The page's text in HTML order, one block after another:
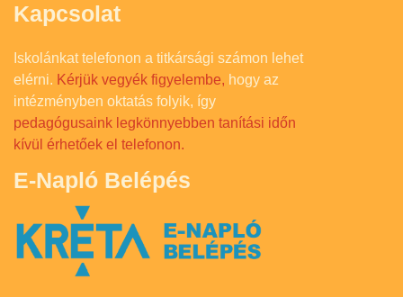
Kapcsolat
Iskolánkat telefonon a titkársági számon lehet
elérni. Kérjük vegyék figyelembe, hogy az
intézményben oktatás folyik, így
pedagógusaink legkönnyebben tanítási időn
kívül érhetőek el telefonon.
E-Napló Belépés